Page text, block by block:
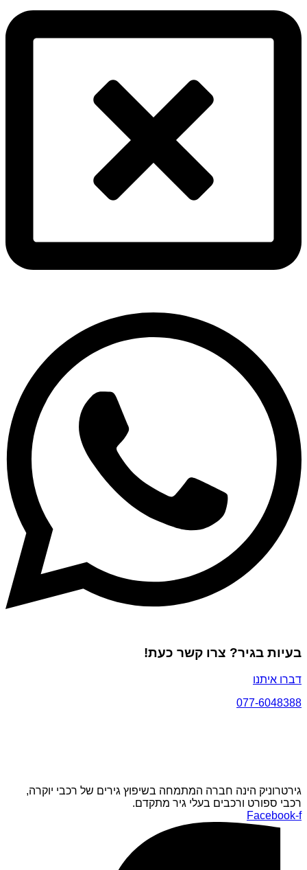
בעיות בגיר? צרו קשר כעת!
דברו איתנו
077-6048388
גירטרוניק הינה חברה המתמחה בשיפוץ גירים של רכבי יוקרה,
רכבי ספורט ורכבים בעלי גיר מתקדם.
Facebook-f